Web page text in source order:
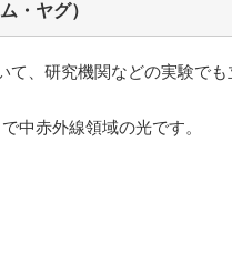
・ヤグ）
て、研究機関などの実験で
中赤外線領域の光です。